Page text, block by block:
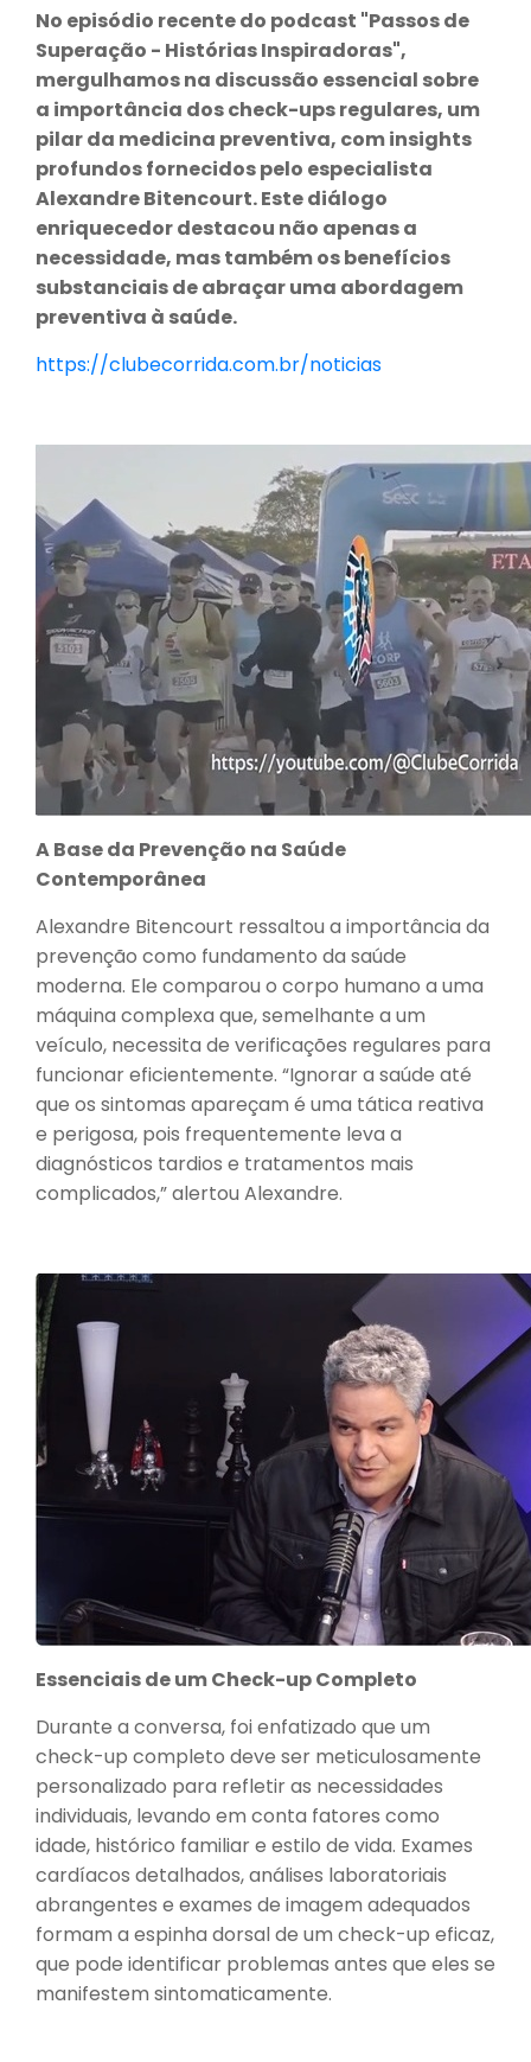
No episódio recente do podcast "Passos de
Superação - Histórias Inspiradoras",
mergulhamos na discussão essencial sobre
a importância dos check-ups regulares, um
pilar da medicina preventiva, com insights
profundos fornecidos pelo especialista
Alexandre Bitencourt. Este diálogo
enriquecedor destacou não apenas a
necessidade, mas também os benefícios
substanciais de abraçar uma abordagem
preventiva à saúde.
https://clubecorrida.com.br/noticias
A Base da Prevenção na Saúde
Contemporânea
Alexandre Bitencourt ressaltou a importância da
prevenção como fundamento da saúde
moderna. Ele comparou o corpo humano a uma
máquina complexa que, semelhante a um
veículo, necessita de verificações regulares para
funcionar eficientemente. “Ignorar a saúde até
que os sintomas apareçam é uma tática reativa
e perigosa, pois frequentemente leva a
diagnósticos tardios e tratamentos mais
complicados,” alertou Alexandre.
Essenciais de um Check-up Completo
Durante a conversa, foi enfatizado que um
check-up completo deve ser meticulosamente
personalizado para refletir as necessidades
individuais, levando em conta fatores como
idade, histórico familiar e estilo de vida. Exames
cardíacos detalhados, análises laboratoriais
abrangentes e exames de imagem adequados
formam a espinha dorsal de um check-up eficaz,
que pode identificar problemas antes que eles se
manifestem sintomaticamente.